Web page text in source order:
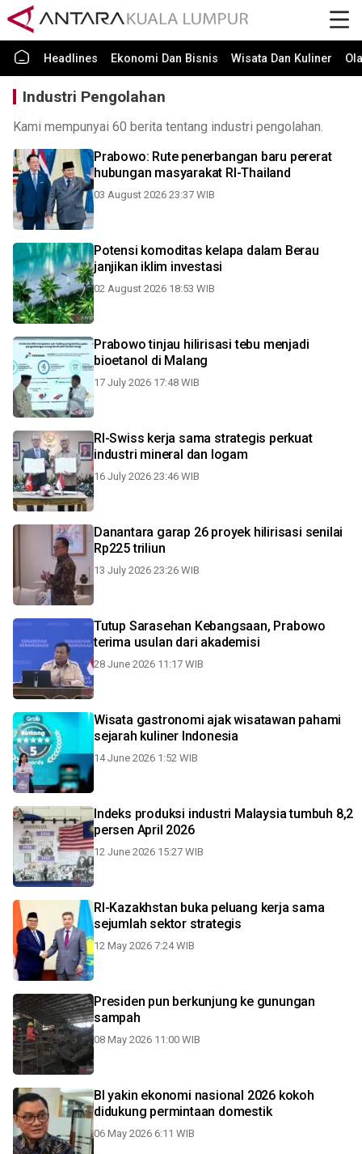
Headlines Ekonomi Dan Bisnis Wisata Dan Kuliner
Industri Pengolahan
Kami mempunyai 60 berita tentang industri pengolahan.
Prabowo: Rute penerbangan baru pererat
hubungan masyarakat RI-Thailand
03 August 2026 23:37 WIB
Potensi komoditas kelapa dalam Berau
janjikan iklim investasi
02 August 2026 18:53 WIB
Prabowo tinjau hilirisasi tebu menjadi
bioetanol di Malang
17 July 2026 17:48 WIB
RI-Swiss kerja sama strategis perkuat
industri mineral dan logam
16 July 2026 23:46 WIB
Danantara garap 26 proyek hilirisasi senilai
Rp225 triliun
13 July 2026 23:26 WIB
Tutup Sarasehan Kebangsaan, Prabowo
terima usulan dari akademisi
28 June 2026 11:17 WIB
Wisata gastronomi ajak wisatawan pahami
sejarah kuliner Indonesia
14 June 2026 1:52 WIB
Indeks produksi industri Malaysia tumbuh 8,2
persen April 2026
12 June 2026 15:27 WIB
RI-Kazakhstan buka peluang kerja sama
sejumlah sektor strategis
12 May 2026 7:24 WIB
Presiden pun berkunjung ke gunungan
sampah
08 May 2026 11:00 WIB
BI yakin ekonomi nasional 2026 kokoh
didukung permintaan domestik
06 May 2026 6:11 WIB